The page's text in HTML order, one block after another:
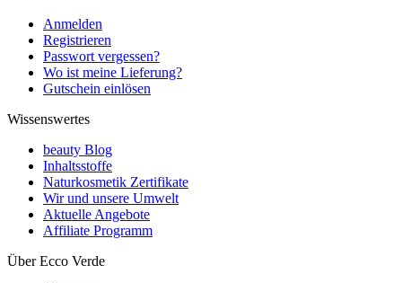
Anmelden
Registrieren
Passwort vergessen?
Wo ist meine Lieferung?
Gutschein einlösen
Wissenswertes
beauty Blog
Inhaltsstoffe
Naturkosmetik Zertifikate
Wir und unsere Umwelt
Aktuelle Angebote
Affiliate Programm
Über Ecco Verde